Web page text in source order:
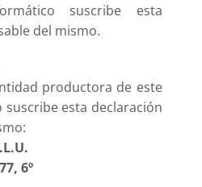
suscribe esta
del mismo.
productora de este
esta declaración
6º